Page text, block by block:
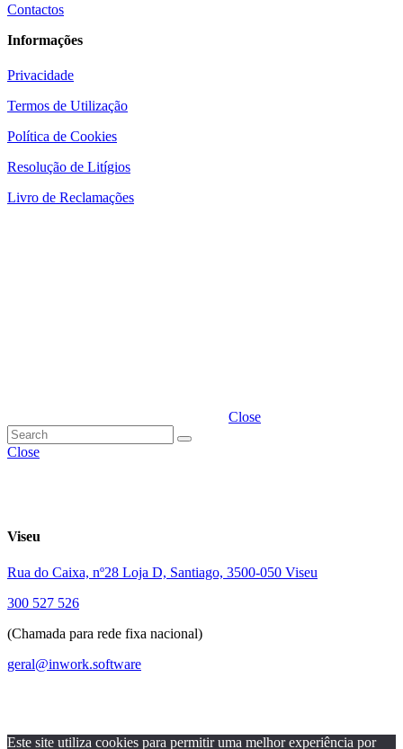
Contactos
Informações
Privacidade
Termos de Utilização
Política de Cookies
Resolução de Litígios
Livro de Reclamações
Close
Close
Viseu
Rua do Caixa, nº28 Loja D, Santiago, 3500-050 Viseu
300 527 526
(Chamada para rede fixa nacional)
geral@inwork.software
Este site utiliza cookies para permitir uma melhor experiência por